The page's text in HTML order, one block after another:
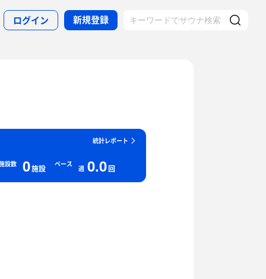
ログイン 新規登録
統計レポート
設数 0施設 ペース
週 0.0回